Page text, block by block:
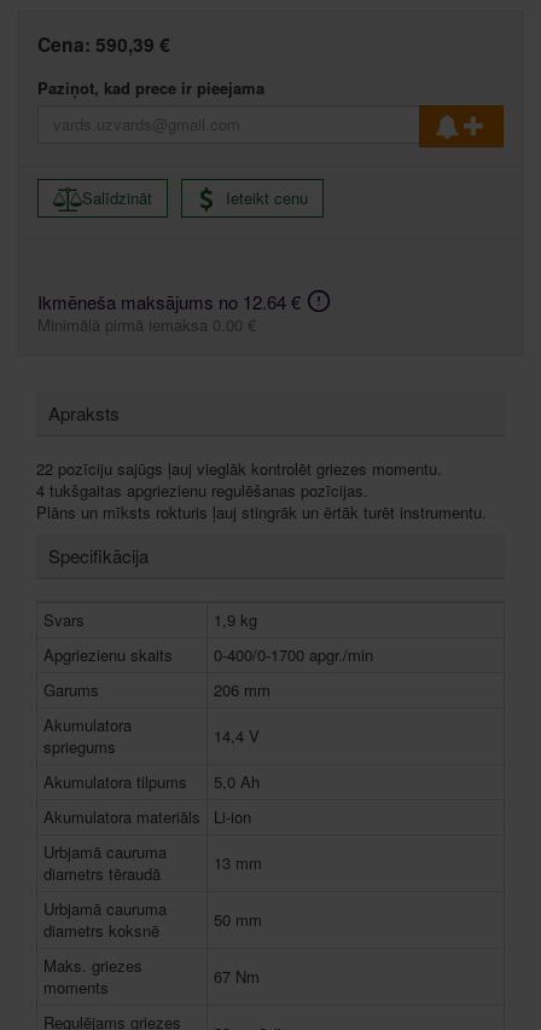
Cena: 590,39 €
Paziņot, kad prece ir pieejama
Salīdzināt Ieteikt cenu
Ikmēneša maksājums no 12.64 €
Minimālā pirmā iemaksa 0.00 €
Apraksts
22 pozīciju sajūgs ļauj vieglāk kontrolēt griezes momentu.
4 tukšgaitas apgriezienu regulēšanas pozīcijas.
Plāns un mīksts rokturis ļauj stingrāk un ērtāk turēt instrumentu.
Specifikācija
Svars
1,9 kg
Apgriezienu skaits
0-400/0-1700 apgr./min
Garums
206 mm
Akumulatora
spriegums
14,4 V
Akumulatora tilpums
5,0 Ah
Akumulatora materiāls
Li-ion
Urbjamā cauruma
diametrs tēraudā
13 mm
Urbjamā cauruma
diametrs koksnē
50 mm
Maks. griezes
moments
67 Nm
Regulējams griezes